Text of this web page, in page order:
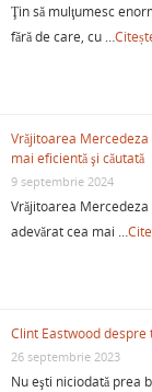
Ţin să mulţumesc
fără de care, cu …
Vrăjitoarea
mai eficientă şi căutată
9 septembrie 2024
Vrăjitoarea
adevărat cea mai …
Clint Eastwood despre
26 septembrie 2023
Nu eşti niciodată prea